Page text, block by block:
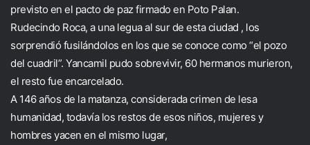
previsto en el pacto de paz firmado en Poto Palan.
Rudecindo Roca, a una legua al sur de esta ciudad , los
sorprendió fusilándolos en los que se conoce como “el pozo
del cuadril”. Yancamil pudo sobrevivir, 60 hermanos murieron,
el resto fue encarcelado.
A 146 años de la matanza, considerada crimen de lesa
humanidad, todavía los restos de esos niños, mujeres y
hombres yacen en el mismo lugar,